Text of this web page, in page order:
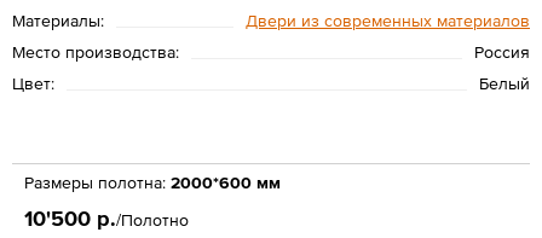
Материалы:
Двери из современных материалов
Место производства:
Россия
Цвет:
Белый
Размеры полотна: 2000*600 мм
10'500 р./Полотно